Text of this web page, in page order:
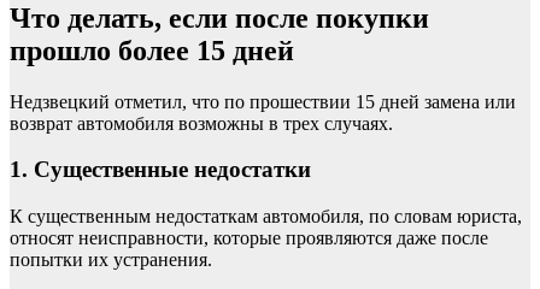
Что делать, если после покупки
прошло более 15 дней
Недзвецкий отметил, что по прошествии 15 дней замена или
возврат автомобиля возможны в трех случаях.
1. Существенные недостатки
К существенным недостаткам автомобиля, по словам юриста,
относят неисправности, которые проявляются даже после
попытки их устранения.